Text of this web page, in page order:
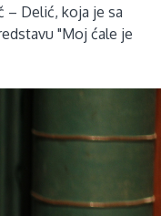
– Delić, koja je sa
"Moj ćale je